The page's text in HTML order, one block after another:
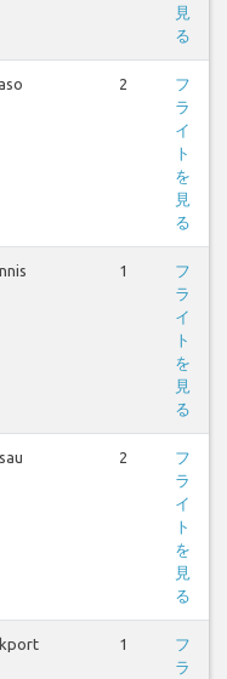
見
る
2
フ
ラ
イ
ト
を
見
る
1
フ
ラ
イ
ト
を
見
る
2
フ
ラ
イ
ト
を
見
る
1
フ
ラ